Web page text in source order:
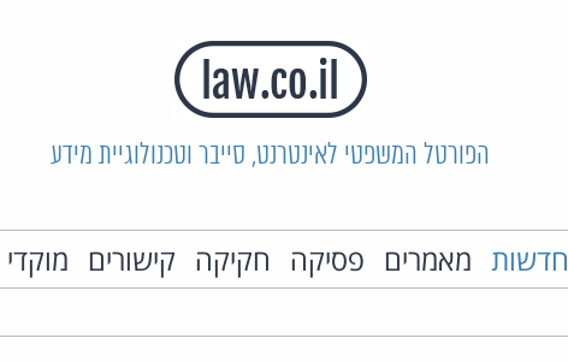
הפורטל המשפטי לאינטרנט, סייבר וטכנולוגיית מידע
חדשות מאמרים פסיקה חקיקה קישורים